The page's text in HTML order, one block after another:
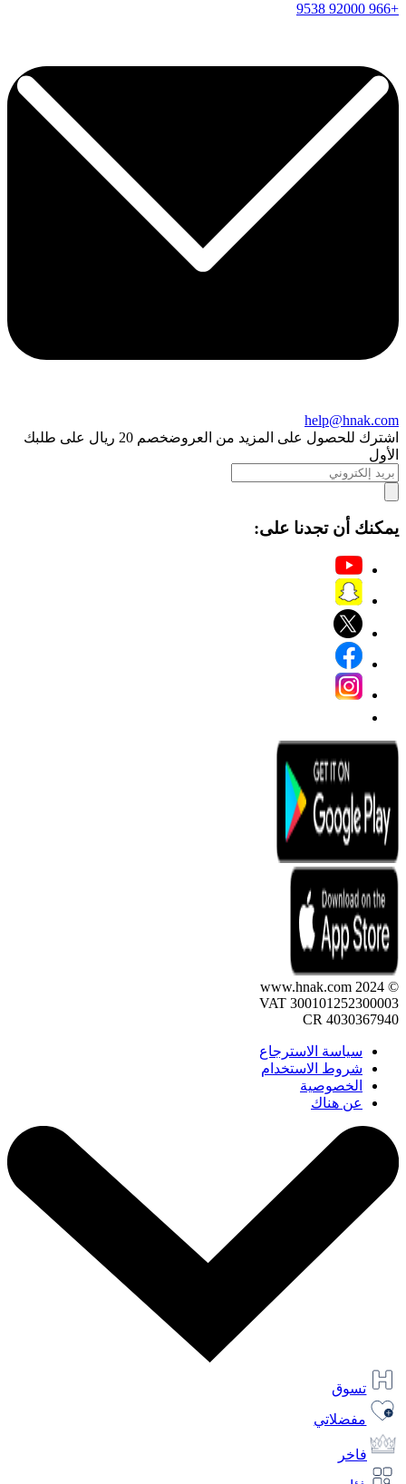
+966
92000
9538
help@hnak.com
اشترك للحصول على المزيد من العروض
خصم 20 ريال على طلبك
الأول
يمكنك أن تجدنا على:
© 2024 www.hnak.com
VAT 300101252300003
CR 4030367940
سياسة الاسترجاع
شروط الاستخدام
الخصوصية
عن هناك
تسوق
مفضلاتي
فاخر